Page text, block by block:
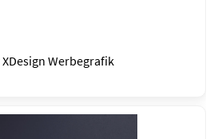
XDesign Werbegrafik